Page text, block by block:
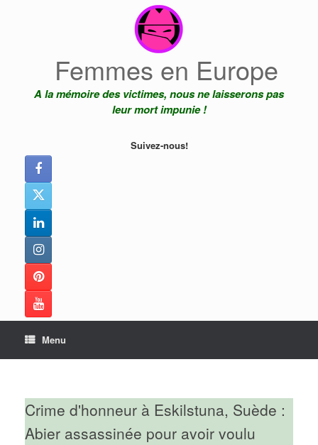
Femmes en Europe
A la mémoire des victimes, nous ne laisserons pas
leur mort impunie !
Suivez-nous!
Menu
Crime d'honneur à Eskilstuna, Suède :
Abier assassinée pour avoir voulu